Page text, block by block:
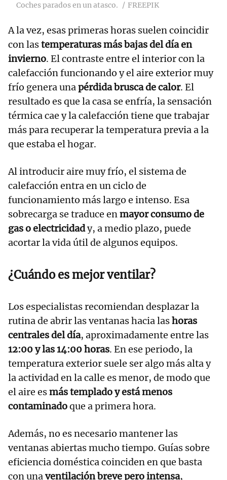
Coches parados en un atasco. FREEPIK
A la vez, esas primeras horas suelen coincidir
con lastemperaturas más bajas del día en
invierno. El contraste entre el interior con la
calefacción funcionando y el aire exterior muy
frío genera unapérdida brusca de calor. El
resultado es que la casa se enfría, la sensación
térmica cae y la calefacción tiene que trabajar
más para recuperar la temperatura previa a la
que estaba el hogar.
Al introducir aire muy frío, el sistema de
calefacción entra en un ciclo de
funcionamiento más largo e intenso. Esa
sobrecarga se traduce enmayor consumo de
gas o electricidady, a medio plazo, puede
acortar la vida útil de algunos equipos.
¿Cuándo es mejor ventilar?
Los especialistas recomiendan desplazar la
rutina de abrir las ventanas hacia lashoras
centrales del día, aproximadamente entre las
12:00 y las 14:00 horas. En ese periodo, la
temperatura exterior suele ser algo más alta y
la actividad en la calle es menor, de modo que
el aire esmástempladoy está menos
contaminadoque a primera hora.
Además, no es necesario mantener las
ventanas abiertas mucho tiempo. Guías sobre
eficiencia doméstica coinciden en que basta
con unaventilación breve pero intensa,